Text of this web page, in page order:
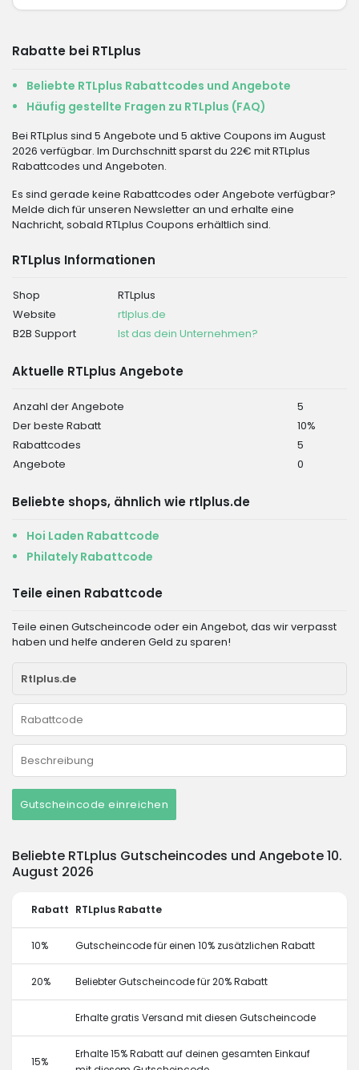
Rabatte bei RTLplus
Beliebte RTLplus Rabattcodes und Angebote
Häufig gestellte Fragen zu RTLplus (FAQ)
Bei RTLplus sind 5 Angebote und 5 aktive Coupons im August
2026 verfügbar. Im Durchschnitt sparst du 22€ mit RTLplus
Rabattcodes und Angeboten.
Es sind gerade keine Rabattcodes oder Angebote verfügbar?
Melde dich für unseren Newsletter an und erhalte eine
Nachricht, sobald RTLplus Coupons erhältlich sind.
RTLplus Informationen
Shop
RTLplus
Website
rtlplus.de
B2B Support
Ist das dein Unternehmen?
Aktuelle RTLplus Angebote
Anzahl der Angebote
5
Der beste Rabatt
10%
Rabattcodes
5
Angebote
0
Beliebte shops, ähnlich wie rtlplus.de
Hoi Laden Rabattcode
Philately Rabattcode
Teile einen Rabattcode
Teile einen Gutscheincode oder ein Angebot, das wir verpasst
haben und helfe anderen Geld zu sparen!
Gutscheincode einreichen
Beliebte RTLplus Gutscheincodes und Angebote 10.
August 2026
Rabatt RTLplus Rabatte
10% Gutscheincode für einen 10% zusätzlichen Rabatt
20% Beliebter Gutscheincode für 20% Rabatt
Erhalte gratis Versand mit diesen Gutscheincode
15%
Erhalte 15% Rabatt auf deinen gesamten Einkauf